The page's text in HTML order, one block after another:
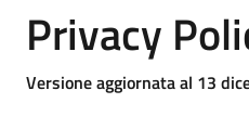
Privacy
Versione aggiornata al 13